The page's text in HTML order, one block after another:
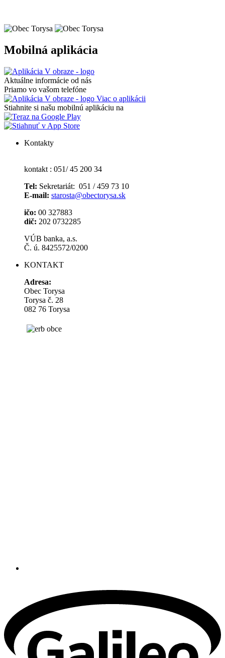
Mobilná aplikácia
Aktuálne informácie od nás
Priamo vo vašom telefóne
Viac o aplikácii
Stiahnite si našu mobilnú aplikáciu na
Kontakty
kontakt : 051/ 45 200 34
Tel: Sekretariát: 051 / 459 73 10
E-mail: starosta@obectorysa.sk
ičo: 00 327883
dič: 202 0732285
VÚB banka, a.s.
Č. ú. 8425572/0200
KONTAKT
Adresa:
Obec Torysa
Torysa č. 28
082 76 Torysa